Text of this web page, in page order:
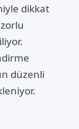
dikkat
düzenli